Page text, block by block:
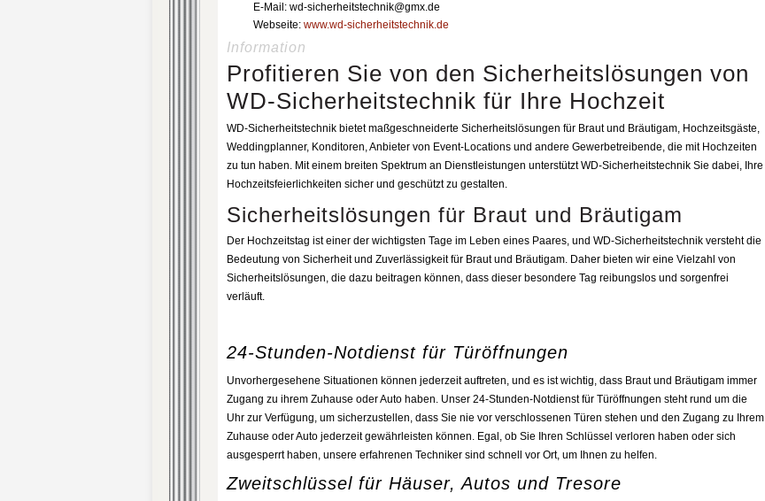
E-Mail: wd-sicherheitstechnik@gmx.de
Webseite: www.wd-sicherheitstechnik.de
Information
Profitieren Sie von den Sicherheitslösungen von
WD-Sicherheitstechnik für Ihre Hochzeit
WD-Sicherheitstechnik bietet maßgeschneiderte Sicherheitslösungen für Braut und Bräutigam, Hochzeitsgäste,
Weddingplanner, Konditoren, Anbieter von Event-Locations und andere Gewerbetreibende, die mit Hochzeiten
zu tun haben. Mit einem breiten Spektrum an Dienstleistungen unterstützt WD-Sicherheitstechnik Sie dabei, Ihre
Hochzeitsfeierlichkeiten sicher und geschützt zu gestalten.
Sicherheitslösungen für Braut und Bräutigam
Der Hochzeitstag ist einer der wichtigsten Tage im Leben eines Paares, und WD-Sicherheitstechnik versteht die
Bedeutung von Sicherheit und Zuverlässigkeit für Braut und Bräutigam. Daher bieten wir eine Vielzahl von
Sicherheitslösungen, die dazu beitragen können, dass dieser besondere Tag reibungslos und sorgenfrei
verläuft.
24-Stunden-Notdienst für Türöffnungen
Unvorhergesehene Situationen können jederzeit auftreten, und es ist wichtig, dass Braut und Bräutigam immer
Zugang zu ihrem Zuhause oder Auto haben. Unser 24-Stunden-Notdienst für Türöffnungen steht rund um die
Uhr zur Verfügung, um sicherzustellen, dass Sie nie vor verschlossenen Türen stehen und den Zugang zu Ihrem
Zuhause oder Auto jederzeit gewährleisten können. Egal, ob Sie Ihren Schlüssel verloren haben oder sich
ausgesperrt haben, unsere erfahrenen Techniker sind schnell vor Ort, um Ihnen zu helfen.
Zweitschlüssel für Häuser, Autos und Tresore